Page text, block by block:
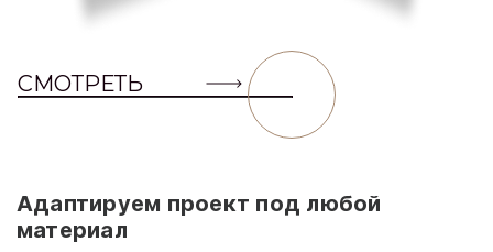
СМОТРЕТЬ
Адаптируем проект под любой
материал